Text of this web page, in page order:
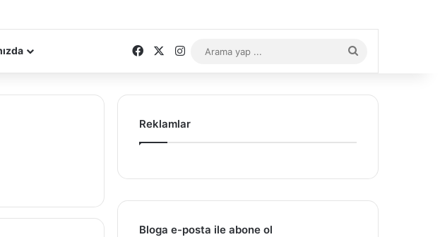
FacebookInstagram
yap
Reklamlar
Bloga e-posta ile abone ol